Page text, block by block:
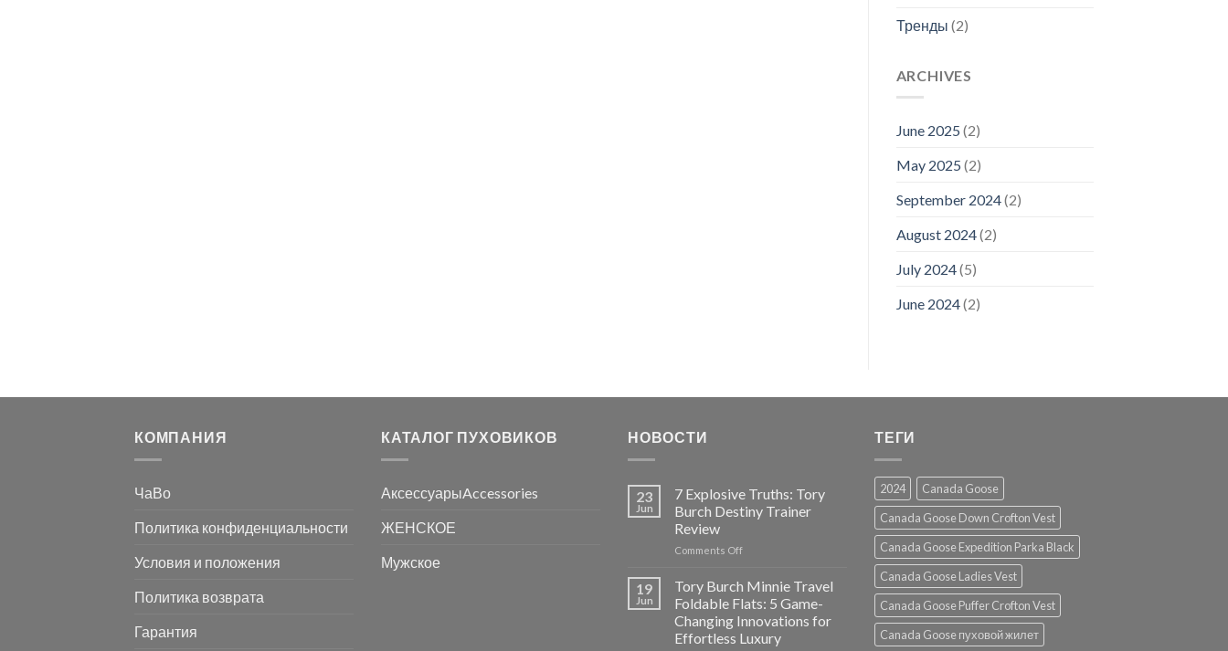
Тренды (2)
ARCHIVES
June 2025 (2)
May 2025 (2)
September 2024(2)
August 2024(2)
July 2024(5)
June 2024(2)
КОМПАНИЯ
ЧаВо
Политика конфиденциальности
Условия и положения
Политика возврата
Гарантия
КАТАЛОГ ПУХОВИКОВ
АксессуарыAccessories
ЖЕНСКОЕ
Мужское
НОВОСТИ
23
Jun
7 Explosive Truths: Tory
Burch Destiny Trainer
Review
Comments Offon
Explosive
Truths:
Tory
Burch
Destiny
19
Jun
Tory Burch Minnie Travel
Foldable Flats: 5 Game-
Changing Innovations for
Effortless Luxury
ТЕГИ
2024
Canada Goose
Canada Goose Down Crofton Vest
Canada Goose Expedition Parka Black
Canada Goose Ladies Vest
Canada Goose Puffer Crofton Vest
Canada Goose пуховой жилет